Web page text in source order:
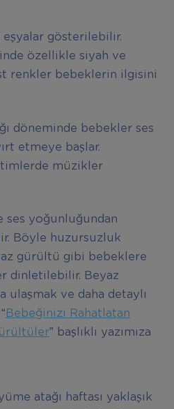
eşyalar gösterilebilir.
özellikle siyah ve
renkler bebeklerin ilgisini
döneminde bebekler ses
etmeye başlar.
müzikler
ses yoğunluğundan
Böyle huzursuzluk
gürültü gibi bebeklere
dinletilebilir. Beyaz
ulaşmak ve daha detaylı
Bebeğinizi Rahatlatan
” başlıklı yazımıza
atağı haftası yaklaşık